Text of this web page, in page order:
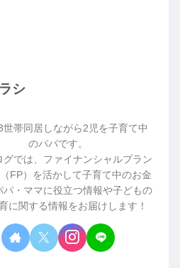
シ
世帯同居しながら2児を子育て中
のパパです。
グでは、ファイナンシャルプラン
FP）を活かして子育て中のお金
パ・ママに役立つ情報や子どもの
に関する情報をお届けします！